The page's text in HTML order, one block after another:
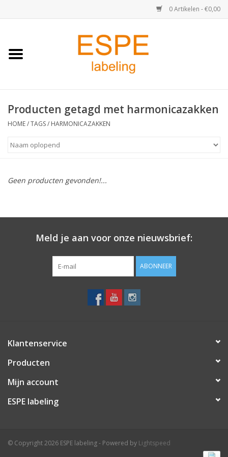
0 Artikelen - €0,00
Home
Retail
Producten getagd met harmonicazakken
HOME/TAGS/ HARMONICAZAKKEN
Geen producten gevonden!...
Meld je aan voor onze nieuwsbrief:
ABONNEER
Klantenservice
Producten
Mijn account
ESPE labeling
© Copyright 2026 ESPE labeling - Powered by Lightspeed